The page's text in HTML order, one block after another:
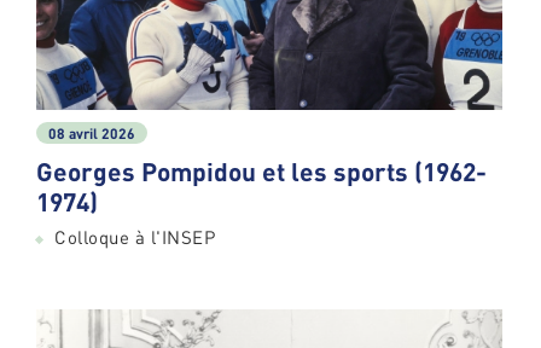
08 avril 2026
Georges Pompidou et les sports (1962-
1974)
Colloque à l'INSEP